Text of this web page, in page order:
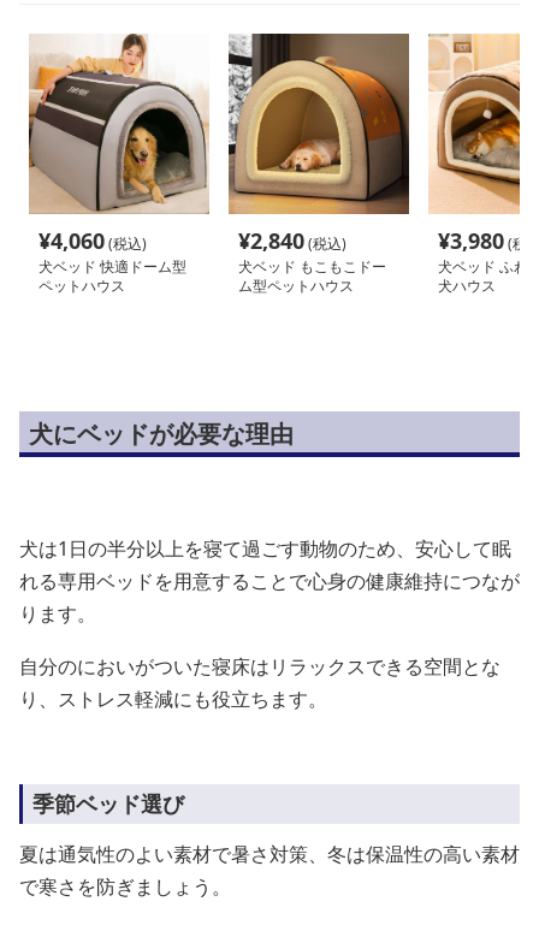
¥4,060(税込)
犬ベッド 快適ドーム型
ペットハウス
¥2,840(税込)
犬ベッド もこもこドー
ム型ペットハウス
¥3,980(税
犬ベッド ふわ
犬ハウス
犬にベッドが必要な理由
犬は1日の半分以上を寝て過ごす動物のため、安心して眠
れる専用ベッドを用意することで心身の健康維持につなが
ります。
自分のにおいがついた寝床はリラックスできる空間とな
り、ストレス軽減にも役立ちます。
季節ベッド選び
夏は通気性のよい素材で暑さ対策、冬は保温性の高い素材
で寒さを防ぎましょう。